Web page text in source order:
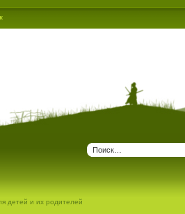
детей и их родителей